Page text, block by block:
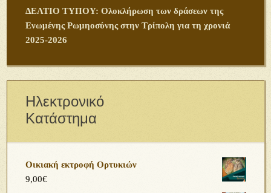
ΔΕΛΤΙΟ ΤΥΠΟΥ: Ολοκλήρωση των δράσεων της
Ενωμένης Ρωμηοσύνης στην Τρίπολη για τη χρονιά
2025-2026
Ηλεκτρονικό
Κατάστημα
Οικιακή εκτροφή Ορτυκιών
9,00€